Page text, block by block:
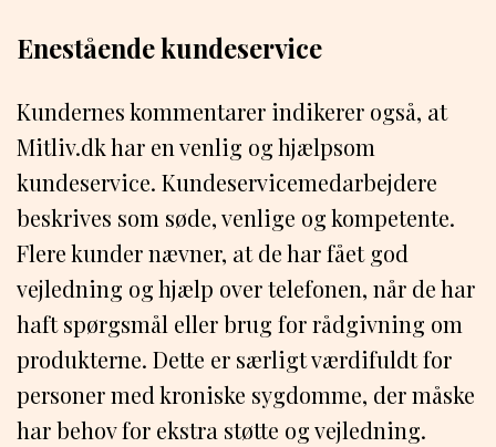
Enestående kundeservice
Kundernes kommentarer indikerer også, at
Mitliv.dk har en venlig og hjælpsom
kundeservice. Kundeservicemedarbejdere
beskrives som søde, venlige og kompetente.
Flere kunder nævner, at de har fået god
vejledning og hjælp over telefonen, når de har
haft spørgsmål eller brug for rådgivning om
produkterne. Dette er særligt værdifuldt for
personer med kroniske sygdomme, der måske
har behov for ekstra støtte og vejledning.